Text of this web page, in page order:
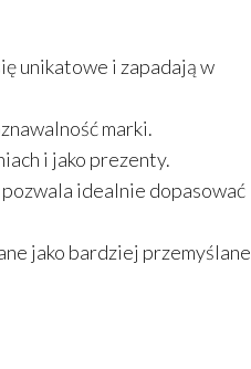
unikatowe i zapadają w
marki.
i jako prezenty.
idealnie dopasować
jako bardziej przemyślane